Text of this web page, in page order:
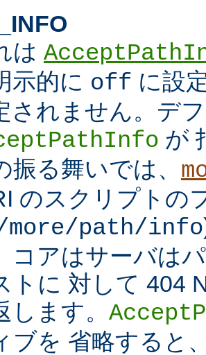
は
示的に off に設
されません。デ
が
振る舞いでは、
のスクリプトの
more/path/info
コアはサーバは
トに 対して 404
します。
ブを 省略すると